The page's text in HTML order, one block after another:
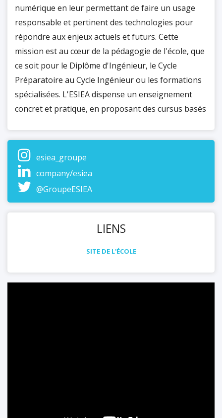
numérique en leur permettant de faire un usage
responsable et pertinent des technologies pour
répondre aux enjeux actuels et futurs. Cette
mission est au cœur de la pédagogie de l'école, que
ce soit pour le Diplôme d'Ingénieur, le Cycle
Préparatoire au Cycle Ingénieur ou les formations
spécialisées. L'ESIEA dispense un enseignement
concret et pratique, en proposant des cursus basés
à nos 3 laboratoires et à l'Open Lab, des contacts
privilégiés avec nos 9 500 diplômés et notre réseau
de plus de 500 entreprises partenaires, des stages,
de l'alternance, des doubles diplômes, des cours en
anglais, etc. Toutes ces opportunités permettent
leurs compétences techniques et professionnelles
esiea_groupe
company/esiea
@GroupeESIEA
LIENS
SITE DE L'ÉCOLE